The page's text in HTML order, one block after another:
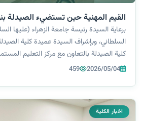
القيم المهنية حين تستضيء الصيدلة
برعاية السيدة رئيسة جامعة الزهراء (عليها
السلطاني، وبإشراف السيدة عميدة كلية
كلية الصيدلة بالتعاون مع مركز التعليم
الموسومة “أخلاقيات المهنة الصيدلانية في ضوء
2026/05/04
459
اخبار الكلية